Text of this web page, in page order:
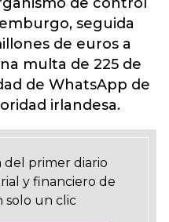
seguida
de euros a
multa de 225 de
de WhatsApp de
irlandesa.
del primer diario
y financiero de
solo un clic